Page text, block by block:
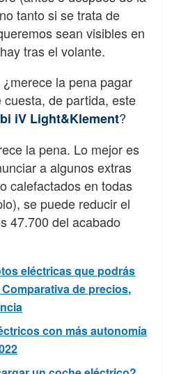
tanto si se trata de
sean visibles en
tras el volante.
la pena pagar
de partida, este
iV Light&Klement?
la pena. Lo mejor es
a algunos extras
calefactados en todas
se puede reducir el
47.700 del acabado
eléctricas que podrás
de precios,
con más autonomía